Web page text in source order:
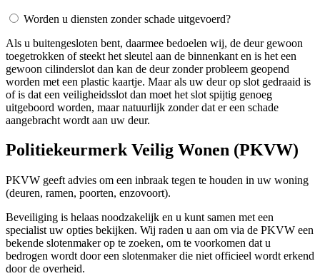
Worden u diensten zonder schade uitgevoerd?
Als u buitengesloten bent, daarmee bedoelen wij, de deur gewoon
toegetrokken of steekt het sleutel aan de binnenkant en is het een
gewoon cilinderslot dan kan de deur zonder probleem geopend
worden met een plastic kaartje. Maar als uw deur op slot gedraaid is
of is dat een veiligheidsslot dan moet het slot spijtig genoeg
uitgeboord worden, maar natuurlijk zonder dat er een schade
aangebracht wordt aan uw deur.
Politiekeurmerk Veilig Wonen (PKVW)
PKVW geeft advies om een inbraak tegen te houden in uw woning
(deuren, ramen, poorten, enzovoort).
Beveiliging is helaas noodzakelijk en u kunt samen met een
specialist uw opties bekijken. Wij raden u aan om via de PKVW een
bekende slotenmaker op te zoeken, om te voorkomen dat u
bedrogen wordt door een slotenmaker die niet officieel wordt erkend
door de overheid.